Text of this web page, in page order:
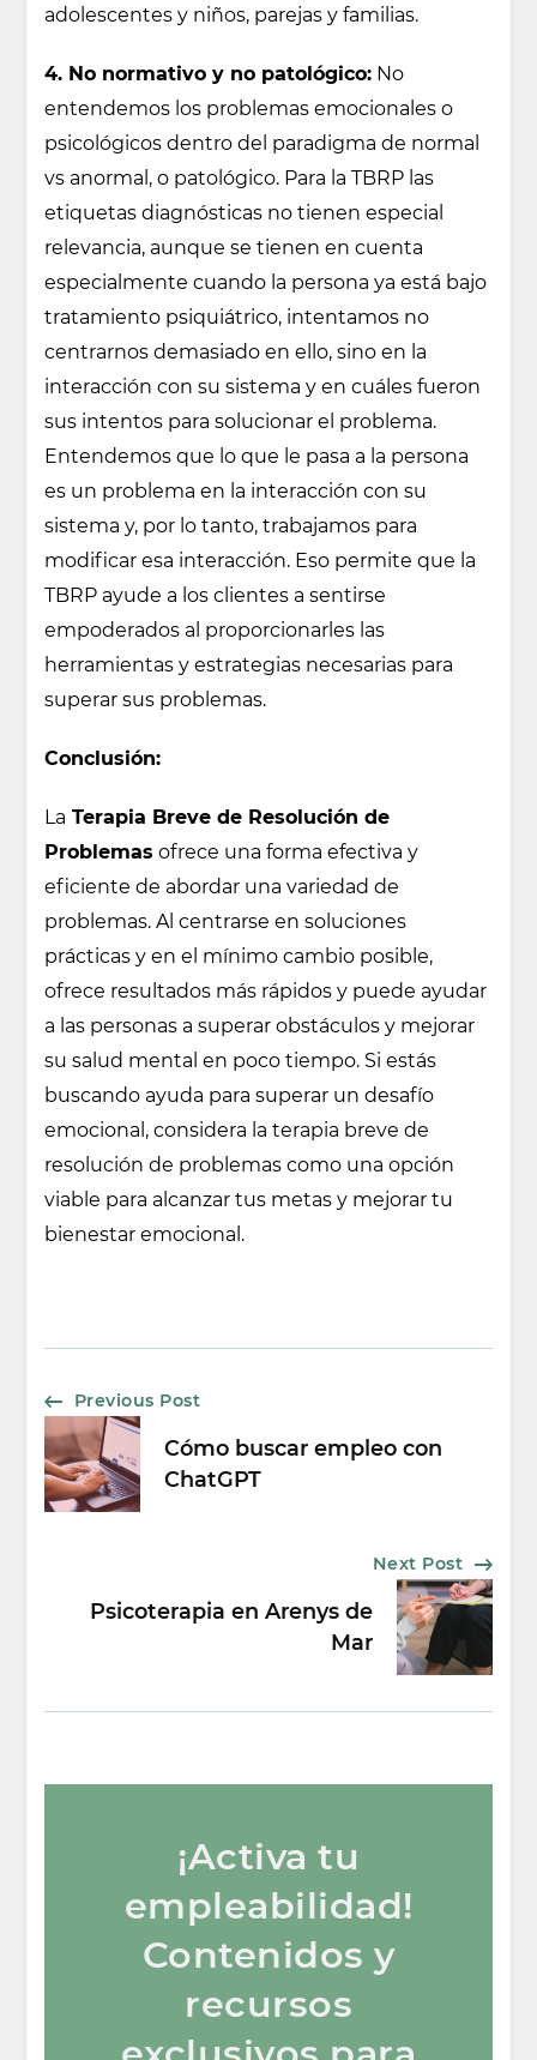
adolescentes y niños, parejas y familias.
4. No normativo y no patológico: No
entendemos los problemas emocionales o
psicológicos dentro del paradigma de normal
vs anormal, o patológico. Para la TBRP las
etiquetas diagnósticas no tienen especial
relevancia, aunque se tienen en cuenta
especialmente cuando la persona ya está bajo
tratamiento psiquiátrico, intentamos no
centrarnos demasiado en ello, sino en la
interacción con su sistema y en cuáles fueron
sus intentos para solucionar el problema.
Entendemos que lo que le pasa a la persona
es un problema en la interacción con su
sistema y, por lo tanto, trabajamos para
modificar esa interacción. Eso permite que la
TBRP ayude a los clientes a sentirse
empoderados al proporcionarles las
herramientas y estrategias necesarias para
superar sus problemas.
Conclusión:
La Terapia Breve de Resolución de
Problemas ofrece una forma efectiva y
eficiente de abordar una variedad de
problemas. Al centrarse en soluciones
prácticas y en el mínimo cambio posible,
ofrece resultados más rápidos y puede ayudar
a las personas a superar obstáculos y mejorar
su salud mental en poco tiempo. Si estás
buscando ayuda para superar un desafío
emocional, considera la terapia breve de
resolución de problemas como una opción
viable para alcanzar tus metas y mejorar tu
bienestar emocional.
Post
Navigation
Previous Post
Cómo buscar empleo con
ChatGPT
Next Post
Psicoterapia en Arenys de
Mar
¡Activa tu
empleabilidad!
Contenidos y
recursos